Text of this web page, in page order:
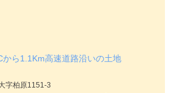
ら1.1Km高速道路沿いの土地
字柏原1151-3